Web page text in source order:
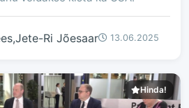
Ri Jõesaar 13.06.2025
Hinda!